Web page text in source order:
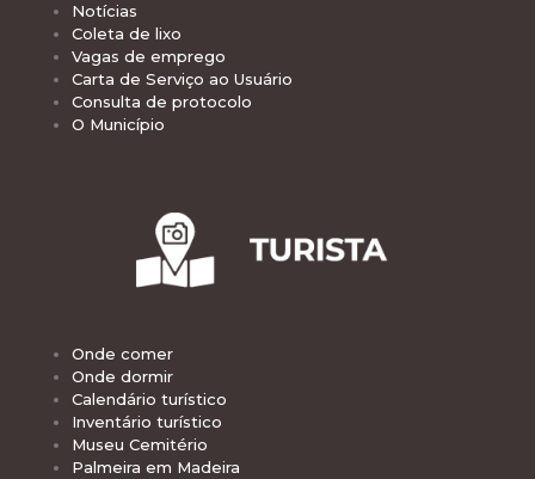
Notícias
Coleta de lixo
Vagas de emprego
Carta de Serviço ao Usuário
Consulta de protocolo
O Município
Onde comer
Onde dormir
Calendário turístico
Inventário turístico
Museu Cemitério
Palmeira em Madeira